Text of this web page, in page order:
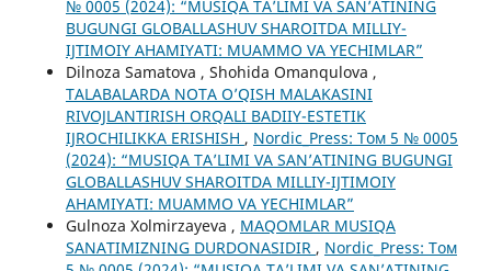
№ 0005 (2024): “MUSIQA TA’LIMI VA SAN’ATINING
BUGUNGI GLOBALLASHUV SHAROITDA MILLIY-
IJTIMOIY AHAMIYATI: MUAMMO VA YECHIMLAR”
Dilnoza Samatova , Shohida Omanqulova ,
TALABALARDA NOTA O’QISH MALAKASINI
RIVOJLANTIRISH ORQALI BADIIY-ESTETIK
IJROCHILIKKA ERISHISH , Nordic_Press: Том 5 № 0005
(2024): “MUSIQA TA’LIMI VA SAN’ATINING BUGUNGI
GLOBALLASHUV SHAROITDA MILLIY-IJTIMOIY
AHAMIYATI: MUAMMO VA YECHIMLAR”
Gulnoza Xolmirzayeva , MAQOMLAR MUSIQA
SANATIMIZNING DURDONASIDIR , Nordic_Press: Том